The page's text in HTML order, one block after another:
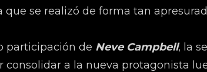
se realizó de forma tan
participación de Neve Campbell, la
consolidar a la nueva protagonista